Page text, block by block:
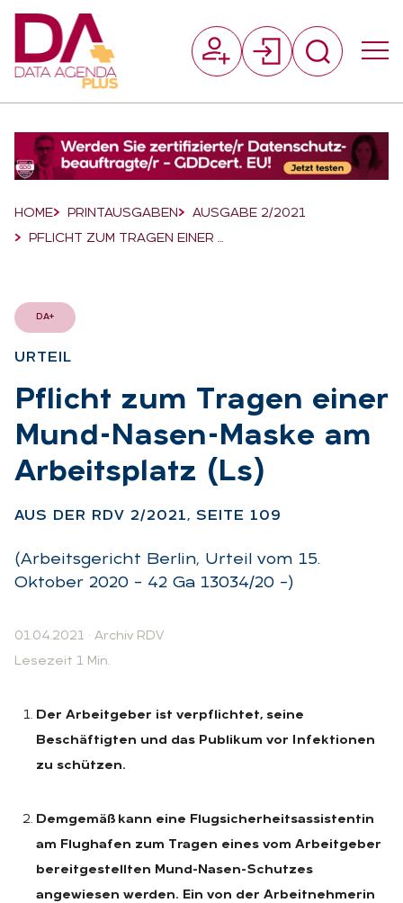
Breadcrumb-Navigation
HOME PRINTAUSGABEN
AUSGABE 2/2021
PFLICHT ZUM TRAGEN EINER …
DA+
UR­TEIL
:Pflicht zum Tra­gen ei­ner
Mund-Na­sen-Mas­ke am
Ar­beits­platz (Ls)
AUS DER RDV 2/2021, SEI­TE 109
(Arbeitsgericht Berlin, Urteil vom 15.
Oktober 2020 – 42 Ga 13034/20 –)
01.04.2021 · Archiv RDV
Lesezeit 1 Min.
Der Arbeitgeber ist verpflichtet, seine
Beschäftigten und das Publikum vor Infektionen
zu schützen.
Demgemäß kann eine Flugsicherheitsassistentin
am Flughafen zum Tragen eines vom Arbeitgeber
bereitgestellten Mund-Nasen-Schutzes
angewiesen werden. Ein von der Arbeitnehmerin